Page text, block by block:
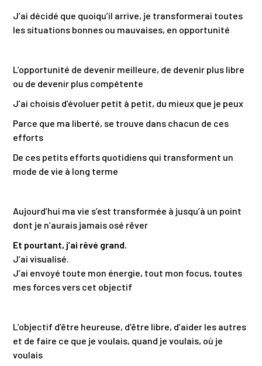
J’ai décidé que quoiqu’il arrive, je transformerai toutes
les situations bonnes ou mauvaises, en opportunité
L’opportunité de devenir meilleure, de devenir plus libre
ou de devenir plus compétente
J’ai choisis d’évoluer petit à petit, du mieux que je peux
Parce que ma liberté, se trouve dans chacun de ces
efforts
De ces petits efforts quotidiens qui transforment un
mode de vie à long terme
Aujourd’hui ma vie s’est transformée à jusqu’à un point
dont je n’aurais jamais osé rêver
Et pourtant, j’ai rêvé grand.
J’ai visualisé.
J’ai envoyé toute mon énergie, tout mon focus, toutes
mes forces vers cet objectif
L’objectif d’être heureuse, d’être libre, d’aider les autres
et de faire ce que je voulais, quand je voulais, où je
voulais